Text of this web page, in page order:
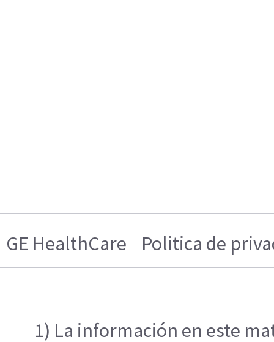
GE HealthCare Politica de
1) La información en este